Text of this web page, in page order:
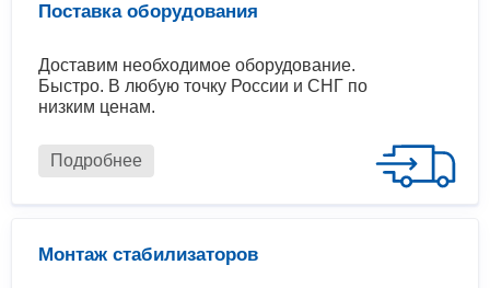
Поставка оборудования
Доставим необходимое оборудование.
Быстро. В любую точку России и СНГ по
низким ценам.
Подробнее
Монтаж стабилизаторов